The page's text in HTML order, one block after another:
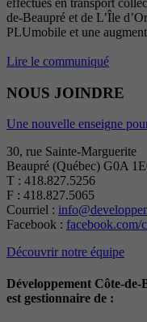
de-Beaupré et de L’Île
PLUmobile et une
Lire le communiqué
NOUS JOINDRE
Une nouvelle enseigne
30, rue Sainte-Marguerite
Beaupré (Québec) G0A
T : 418.827.5256
F : 418.827.5065
Courriel :
Facebook : facebook.com/
Découvrir notre équipe
Développement Côte-de-
est gestionnaire de :